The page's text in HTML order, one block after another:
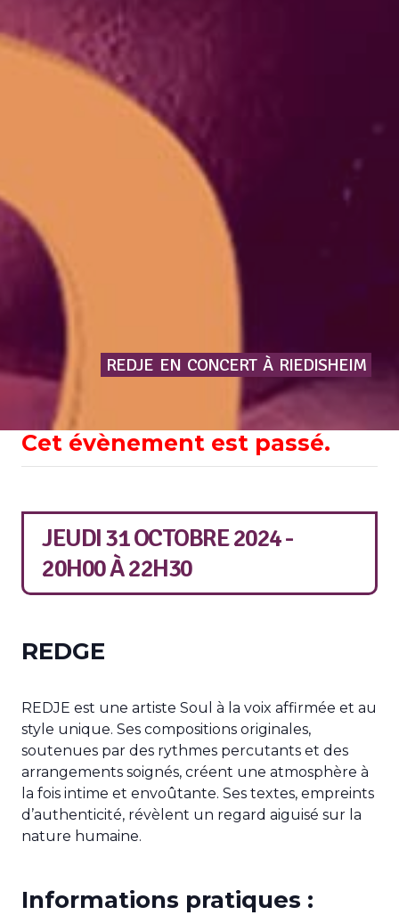
REDJE EN CONCERT À RIEDISHEIM
Cet évènement est passé.
JEUDI 31 OCTOBRE 2024 -
20H00À22H30
REDGE
REDJE est une artiste Soul à la voix affirmée et au
style unique. Ses compositions originales,
soutenues par des rythmes percutants et des
arrangements soignés, créent une atmosphère à
la fois intime et envoûtante. Ses textes, empreints
d’authenticité, révèlent un regard aiguisé sur la
nature humaine.
Informations pratiques :